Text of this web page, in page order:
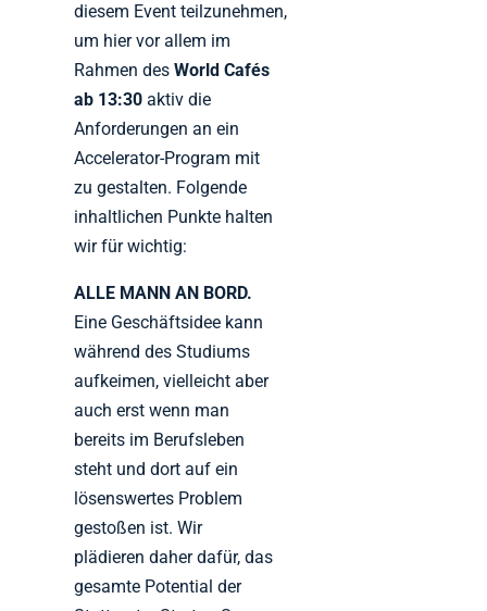
diesem Event teilzunehmen,
um hier vor allem im
Rahmen desWorld Cafés
ab 13:30 aktiv die
Anforderungen an ein
Accelerator-Program mit
zu gestalten. Folgende
inhaltlichen Punkte halten
wir für wichtig:
ALLE MANN AN BORD.
Eine Geschäftsidee kann
während des Studiums
aufkeimen, vielleicht aber
auch erst wenn man
bereits im Berufsleben
steht und dort auf ein
lösenswertes Problem
gestoßen ist. Wir
plädieren daher dafür, das
gesamte Potential der